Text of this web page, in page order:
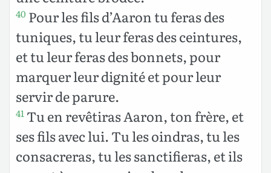
40 Pour les fils d’Aaron tu feras des
tuniques, tu leur feras des ceintures,
et tu leur feras des bonnets, pour
marquer leur dignité et pour leur
servir de parure.
41 Tu en revêtiras Aaron, ton frère, et
ses fils avec lui. Tu les oindras, tu les
consacreras, tu les sanctifieras, et ils